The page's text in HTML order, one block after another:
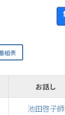
お話し
池田啓子師